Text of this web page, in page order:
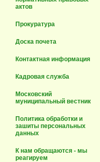
актов
Прокуратура
Доска почета
Контактная информация
Кадровая служба
Московский
муниципальный вестник
Политика обработки и
зашиты персональных
данных
К нам обращаются - мы
реагируем